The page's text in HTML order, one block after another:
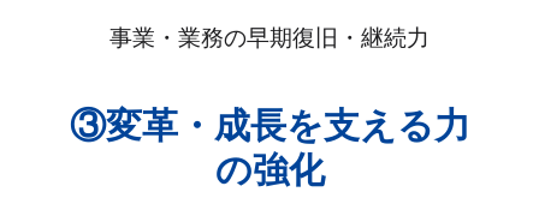
事業・業務の早期復旧・継続力
③変革・成長を支える力
の強化